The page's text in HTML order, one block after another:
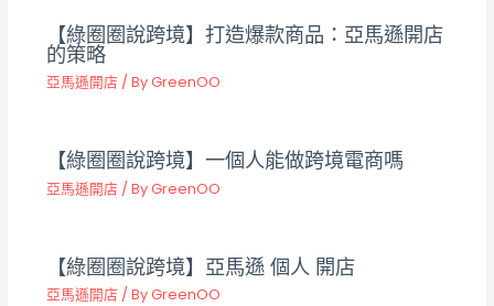
【綠圈圈說跨境】打造爆款商品：亞馬遜開店
的策略
亞馬遜開店 / ByGreenOO
【綠圈圈說跨境】一個人能做跨境電商嗎
亞馬遜開店 / ByGreenOO
【綠圈圈說跨境】亞馬遜 個人 開店
亞馬遜開店 / ByGreenOO